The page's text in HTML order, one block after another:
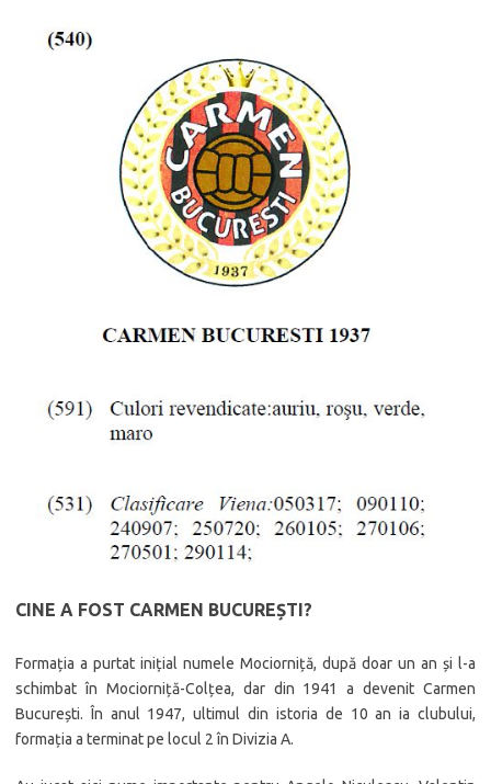
CINE A FOST CARMEN BUCUREȘTI?
Formația a purtat inițial numele Mociorniță, după doar un an și l-a
schimbat în Mociorniță-Colțea, dar din 1941 a devenit Carmen
București. În anul 1947, ultimul din istoria de 10 an ia clubului,
formația a terminat pe locul 2 în Divizia A.